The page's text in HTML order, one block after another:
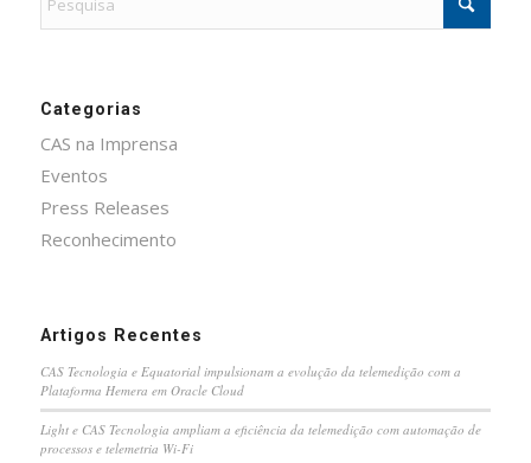
Categorias
CAS na Imprensa
Eventos
Press Releases
Reconhecimento
Artigos Recentes
CAS Tecnologia e Equatorial impulsionam a evolução da telemedição com a
Plataforma Hemera em Oracle Cloud
Light e CAS Tecnologia ampliam a eficiência da telemedição com automação de
processos e telemetria Wi-Fi